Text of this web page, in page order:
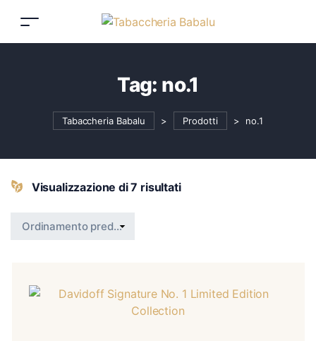
Tag: no.1
Tabaccheria Babalu > Prodotti > no.1
Visualizzazione di 7 risultati